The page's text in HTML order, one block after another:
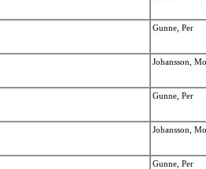
Gunne, Per
Johansson,
Gunne, Per
Johansson,
Gunne, Per